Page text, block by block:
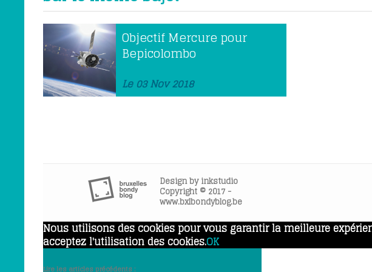
Objectif Mercure pour
Bepicolombo
Le 03 Nov 2018
Design byinkstudio
Copyright © 2017 -
www.bxlbondyblog.be
Nous utilisons des cookies pour vous garantir la meilleure
acceptez l'utilisation des cookies.OK
Lire les articles précédents :